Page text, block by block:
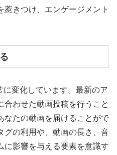
きつけ、エンゲージメント
変化しています。最新のア
合わせた動画投稿を行うこと
なたの動画を届けることがで
グの利用や、動画の長さ、音
に影響を与える要素を意識す